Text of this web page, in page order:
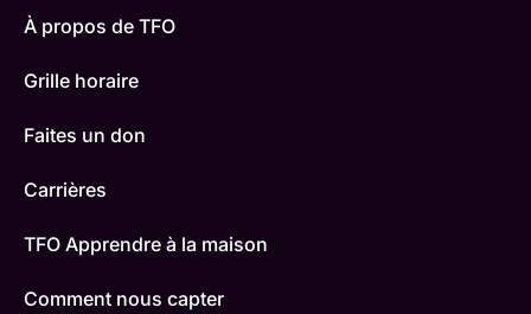
À propos de TFO
Grille horaire
Faites un don
Carrières
TFO Apprendre à la maison
Comment nous capter